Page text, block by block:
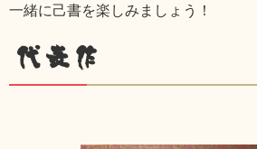
一緒に己書を楽しみましょう！
代表作